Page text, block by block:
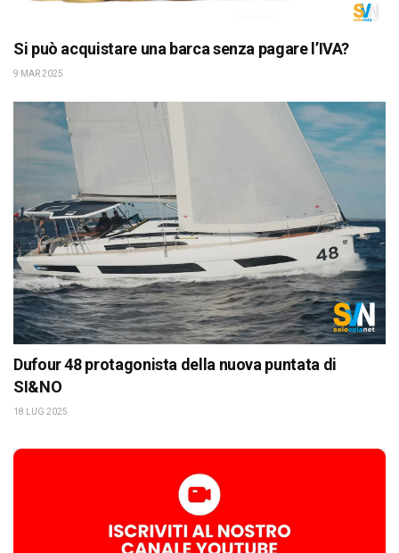
Si può acquistare una barca senza pagare l’IVA?
9 MAR 2025
Dufour 48 protagonista della nuova puntata di
SI&NO
18 LUG 2025